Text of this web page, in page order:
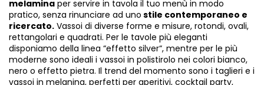
melamina per servire in tavola il tuo menù in modo
pratico, senza rinunciare ad uno stile contemporaneo e
ricercato. Vassoi di diverse forme e misure, rotondi, ovali,
rettangolari e quadrati. Per le tavole più eleganti
disponiamo della linea “effetto silver“, mentre per le più
moderne sono ideali i vassoi in polistirolo nei colori bianco,
nero o effetto pietra. Il trend del momento sono i taglieri e i
vassoi in melanina, perfetti per aperitivi, cocktail party,